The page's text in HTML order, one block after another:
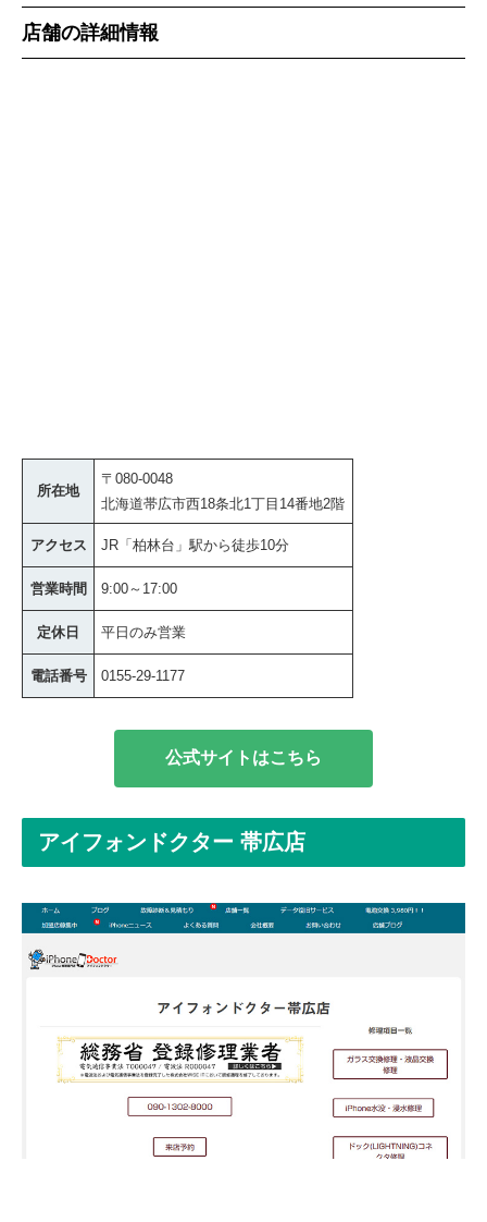
店舗の詳細情報
所在地
〒080-0048
北海道帯広市西18条北1丁目14番地2階
アクセス JR「柏林台」駅から徒歩10分
営業時間 9:00～17:00
定休日 平日のみ営業
電話番号 0155-29-1177
公式サイトはこちら
アイフォンドクター 帯広店